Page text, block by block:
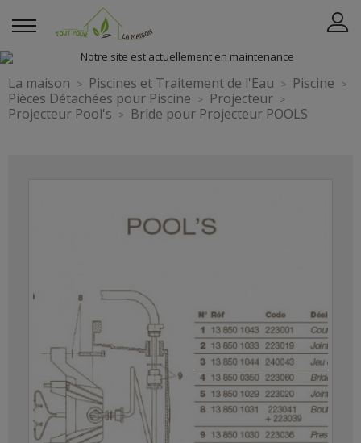
La maison Piscines et Traitement de l'Eau
Piscine
Pièces Détachées pour Piscine
Projecteur
Projecteur Pool's
Bride pour Projecteur POOLS